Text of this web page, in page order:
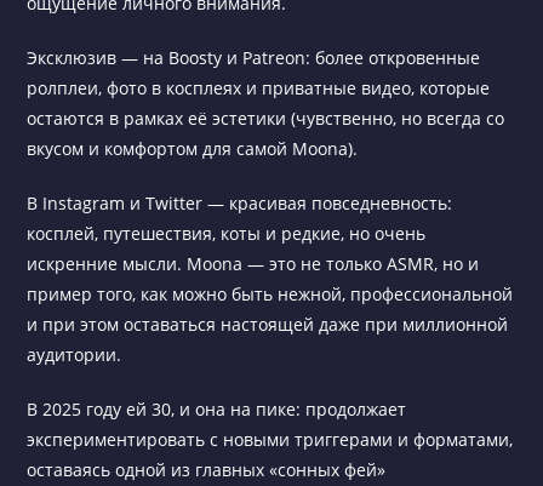
Эксклюзив — на Boosty и Patreon: более откровенные
ролплеи, фото в косплеях и приватные видео, которые
остаются в рамках её эстетики (чувственно, но всегда со
вкусом и комфортом для самой Moona).
В Instagram и Twitter — красивая повседневность:
косплей, путешествия, коты и редкие, но очень
искренние мысли. Moona — это не только ASMR, но и
пример того, как можно быть нежной, профессиональной
и при этом оставаться настоящей даже при миллионной
аудитории.
В 2025 году ей 30, и она на пике: продолжает
экспериментировать с новыми триггерами и форматами,
оставаясь одной из главных «сонных фей»